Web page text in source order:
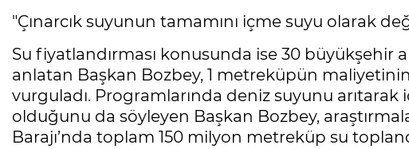
"Çınarcık suyunun tamamını içme suyu olarak
Su fiyatlandırması konusunda ise 30 büyükşehir
anlatan Başkan Bozbey, 1 metreküpün
vurguladı. Programlarında deniz suyunu
olduğunu da söyleyen Başkan Bozbey,
Barajı’nda toplam 150 milyon metreküp su